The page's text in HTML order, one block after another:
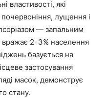
властивості, які
лущення і
— запальним
2–3% населення
базується на
застосування
масок, демонструє
стану.